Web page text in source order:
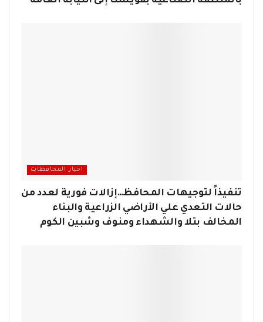
اخبار المحافظات
تنفيذاً لتوجيهات المحافظ…إزالات فورية لعدد من
حالات التعدي علي الأراضي الزراعية والبناء
المخالف بتلا والشهداء ومنوف وشبين الكوم